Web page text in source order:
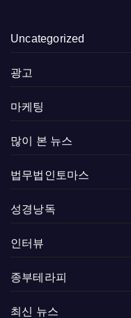
Uncategorized
광고
마케팅
많이 본 뉴스
법무법인토마스
성경낭독
인터뷰
종부테라피
최신 뉴스